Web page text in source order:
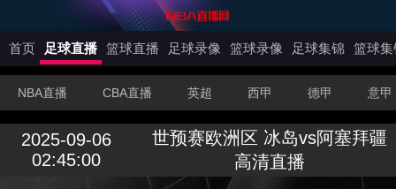
首页 足球直播 篮球直播 足球录像 篮球录像 足球集锦 篮球集
NBA直播 CBA直播 英超 西甲 德甲 意甲
2025-09-06
02:45:00
世预赛欧洲区 冰岛vs阿塞拜疆
高清直播